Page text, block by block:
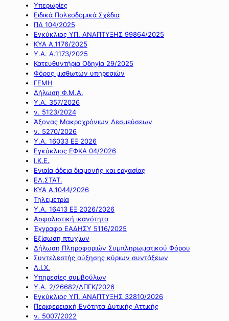
Υπερωρίες
Ειδικά Πολεοδομικά Σχέδια
ΠΔ 104/2025
Εγκύκλιος ΥΠ. ΑΝΑΠΤΥΞΗΣ 99864/2025
ΚΥΑ Α.1176/2025
Υ.Α. Α.1173/2025
Κατευθυντήρια Οδηγία 29/2025
Φόρος μισθωτών υπηρεσιών
ΓΕΜΗ
Δήλωση Φ.Μ.Α.
Υ.Α. 357/2026
ν. 5123/2024
Άξονας Μακροχρόνιων Δεσμεύσεων
ν. 5270/2026
Υ.Α. 16033 ΕΞ 2026
Εγκύκλιος ΕΦΚΑ 04/2026
Ι.Κ.Ε.
Ενιαία άδεια διαμονής και εργασίας
ΕΛ.ΣΤΑΤ.
ΚΥΑ Α.1044/2026
Τηλεμετρία
Υ.Α. 16413 ΕΞ 2026/2026
Ασφαλιστική ικανότητα
Έγγραφο ΕΑΔΗΣΥ 5116/2025
Εξίσωση πτυχίων
Δήλωση Πληροφοριών Συμπληρωματικού Φόρου
Συντελεστής αύξησης κύριων συντάξεων
Λ.Ι.Χ.
Υπηρεσίες συμβούλων
Υ.Α. 2/26682/ΔΠΓΚ/2026
Εγκύκλιος ΥΠ. ΑΝΑΠΤΥΞΗΣ 32810/2026
Περιφερειακή Ενότητα Δυτικής Αττικής
ν. 5007/2022